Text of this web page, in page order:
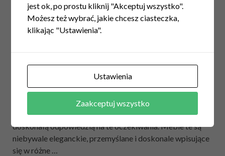
14 sierpnia 2025
W świecie aranżacji wnętrz rośnie potrzeba łączenia
estetyki z praktycznymi rozwiązaniami. Witryny są
doskonałą odpowiedzią na te oczekiwania. Meble te są
niebywale eleganckie, przemyślane i doskonale wpisujące
się w różne …
jest ok, po prostu kliknij "Akceptuj wszystko".
Możesz też wybrać, jakie chcesz ciasteczka,
klikając "Ustawienia".
Ustawienia
Zaakceptuj wszystko